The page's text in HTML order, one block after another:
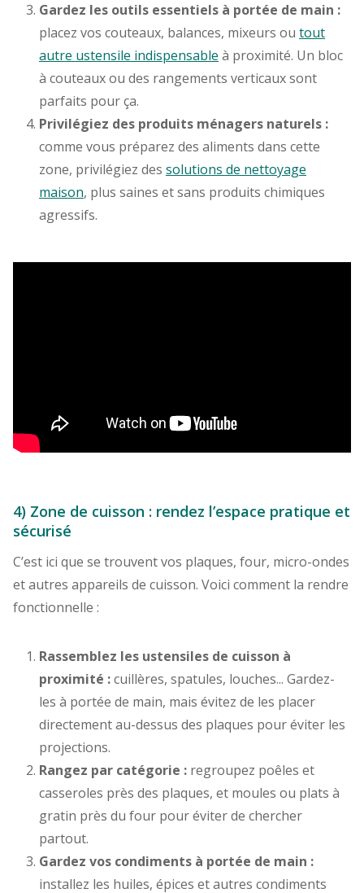
Gardez les outils essentiels à portée de main :
placez vos couteaux, balances, mixeurs ou tout
autre ustensile indispensable à proximité. Un bloc
à couteaux ou des rangements verticaux sont
parfaits pour ça.
Privilégiez des produits ménagers naturels :
comme vous préparez des aliments dans cette
zone, privilégiez des solutions de nettoyage
maison, plus saines et sans produits chimiques
agressifs.
4) Zone de cuisson : rendez l’espace pratique et
sécurisé
C’est ici que se trouvent vos plaques, four, micro-ondes
et autres appareils de cuisson. Voici comment la rendre
fonctionnelle :
Rassemblez les ustensiles de cuisson à
proximité :cuillères, spatules, louches... Gardez-
les à portée de main, mais évitez de les placer
directement au-dessus des plaques pour éviter les
projections.
Rangez par catégorie : regroupez poêles et
casseroles près des plaques, et moules ou plats à
gratin près du four pour éviter de chercher
partout.
Gardez vos condiments à portée de main :
installez les huiles, épices et autres condiments